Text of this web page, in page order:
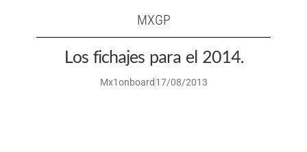
MXGP
Los fichajes para el 2014.
Mx1onboard 17/08/2013